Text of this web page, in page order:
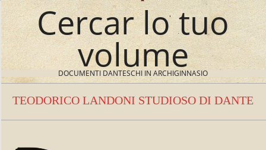
content
Cercar lo tuo
volume
DOCUMENTI DANTESCHI IN ARCHIGINNASIO
a
TEODORICO LANDONI STUDIOSO DI DANTE